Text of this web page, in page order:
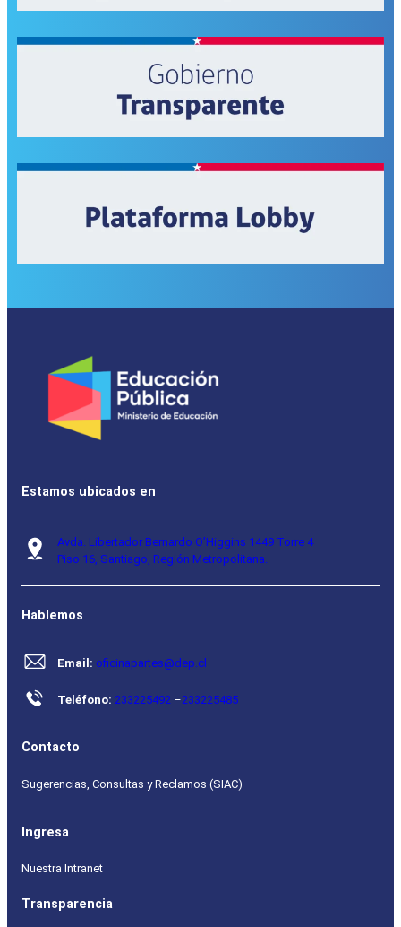
Estamos ubicados en
Avda. Libertador Bernardo O’Higgins 1449 Torre 4
Piso 16, Santiago, Región Metropolitana.
Hablemos
Email: oficinapartes@dep.cl
Teléfono: 233225492 –233225485
Contacto
Sugerencias, Consultas y Reclamos (SIAC)
Ingresa
Nuestra Intranet
Transparencia